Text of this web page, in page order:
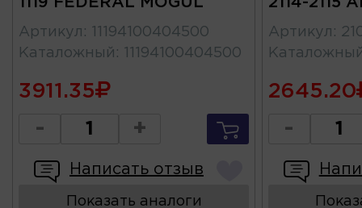
Артикул :
11194100404500
Каталожный : 11194100404500
3911.35
- +
Написать отзыв
Показать аналоги
Артикул :
2645.20
-